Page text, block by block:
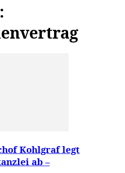
Kohlgraf legt
ab –